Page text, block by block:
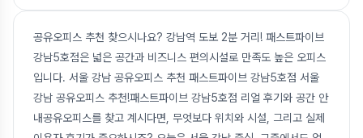
공유오피스 추천 찾으시나요? 강남역 도보 2분 거리! 패스트파이브
강남5호점은 넓은 공간과 비즈니스 편의시설로 만족도 높은 오피스
입니다. 서울 강남 공유오피스 추천 패스트파이브 강남5호점 서울
강남 공유오피스 추천!패스트파이브 강남5호점 리얼 후기와 공간 안
내공유오피스를 찾고 계시다면, 무엇보다 위치와 시설, 그리고 실제